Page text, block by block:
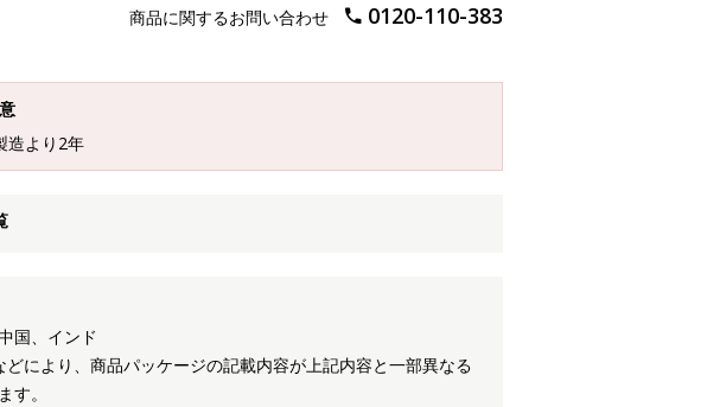
商品に関するお問い合わせ 0120-110-383
造より2年
国、インド
どにより、商品パッケージの記載内容が上記内容と一部異なる
す。